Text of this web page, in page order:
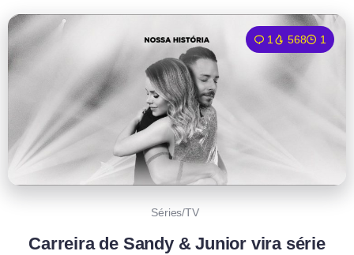
1 568 1
Séries/TV
Carreira de Sandy & Junior vira série